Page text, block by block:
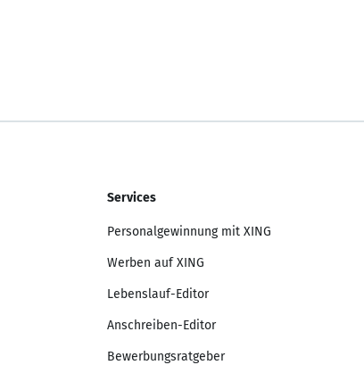
Services
Personalgewinnung mit XING
Werben auf XING
Lebenslauf-Editor
Anschreiben-Editor
Bewerbungsratgeber